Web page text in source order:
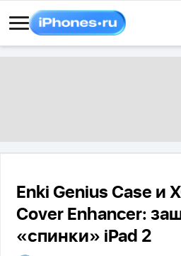
Enki Genius Case и
Cover Enhancer:
«спинки» iPad 2